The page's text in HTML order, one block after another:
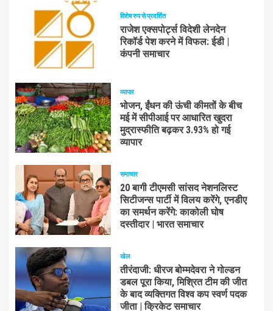
विशेष रुप से प्रदर्शित
राजेश एक्सपोर्ट्स विदेशी लेनदेन
रिकॉर्ड पेश करने में विफल: ईडी |
कंपनी समाचार
व्यापार
भोजन, ईंधन की ऊंची कीमतों के बीच
मई में सीपीआई पर आधारित खुदरा
मुद्रास्फीति बढ़कर 3.93% हो गई
व्यापार
समाचार
20 बागी टीएमसी सांसद नेशनलिस्ट
सिटीजन्स पार्टी में विलय करेंगे, एनडीए
का समर्थन करेंगे: काकोली घोष
दस्तीदार | भारत समाचार
खेल
तीरंदाजी: धीरज बोम्मदेवरा ने गोल्डन
डबल पूरा किया, मिश्रित टीम की जीत
के बाद व्यक्तिगत विश्व कप स्वर्ण पदक
जीता | क्रिकेट समाचार